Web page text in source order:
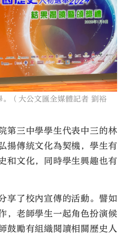
（大公文匯全媒體記者 劉裕
第三中學學生代表中三的林
揚傳統文化為契機，學生有
和文化，同時學生興趣也有
享了校內宣傳的活動。譬如
，老師學生一起角色扮演候
鼓勵有組織閱讀相關歷史人